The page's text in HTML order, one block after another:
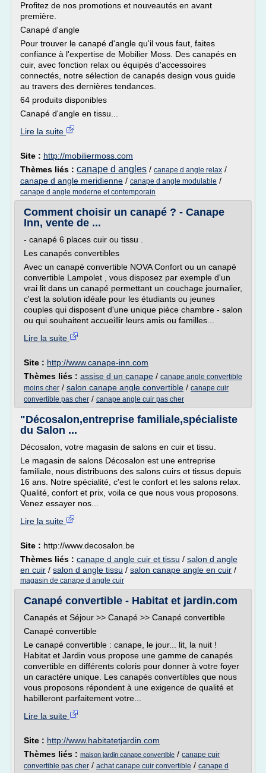
Profitez de nos promotions et nouveautés en avant
première.
Canapé d'angle
Pour trouver le canapé d'angle qu'il vous faut, faites
confiance à l'expertise de Mobilier Moss. Des canapés en
cuir, avec fonction relax ou équipés d'accessoires
connectés, notre sélection de canapés design vous guide
au travers des dernières tendances.
64 produits disponibles
Canapé d'angle en tissu...
Lire la suite
Site : http://mobiliermoss.com
Thèmes liés : canape d angles / canape d angle relax /
canape d angle meridienne / canape d angle modulable /
canape d angle moderne et contemporain
Comment choisir un canapé ? - Canape
Inn, vente de ...
- canapé 6 places cuir ou tissu .
Les canapés convertibles
Avec un canapé convertible NOVA Confort ou un canapé
convertible Lampolet , vous disposez par exemple d'un
vrai lit dans un canapé permettant un couchage journalier,
c'est la solution idéale pour les étudiants ou jeunes
couples qui disposent d'une unique pièce chambre - salon
ou qui souhaitent accueillir leurs amis ou familles...
Lire la suite
Site : http://www.canape-inn.com
Thèmes liés : assise d un canape / canape angle convertible
moins cher / salon canape angle convertible / canape cuir
convertible pas cher / canape angle cuir pas cher
"Décosalon,entreprise familiale,spécialiste
du Salon ...
Décosalon, votre magasin de salons en cuir et tissu.
Le magasin de salons Décosalon est une entreprise
familiale, nous distribuons des salons cuirs et tissus depuis
16 ans. Notre spécialité, c'est le confort et les salons relax.
Qualité, confort et prix, voila ce que nous vous proposons.
Venez essayer nos...
Lire la suite
Site : http://www.decosalon.be
Thèmes liés : canape d angle cuir et tissu / salon d angle
en cuir / salon d angle tissu / salon canape angle en cuir /
magasin de canape d angle cuir
Canapé convertible - Habitat et jardin.com
Canapés et Séjour >> Canapé >> Canapé convertible
Canapé convertible
Le canapé convertible : canape, le jour... lit, la nuit !
Habitat et Jardin vous propose une gamme de canapés
convertible en différents coloris pour donner à votre foyer
un caractère unique. Les canapés convertibles que nous
vous proposons répondent à une exigence de qualité et
habilleront parfaitement votre...
Lire la suite
Site : http://www.habitatetjardin.com
Thèmes liés : maison jardin canape convertible / canape cuir
convertible pas cher / achat canape cuir convertible / canape d